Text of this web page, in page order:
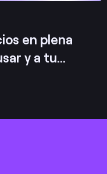
en plena
y a tu